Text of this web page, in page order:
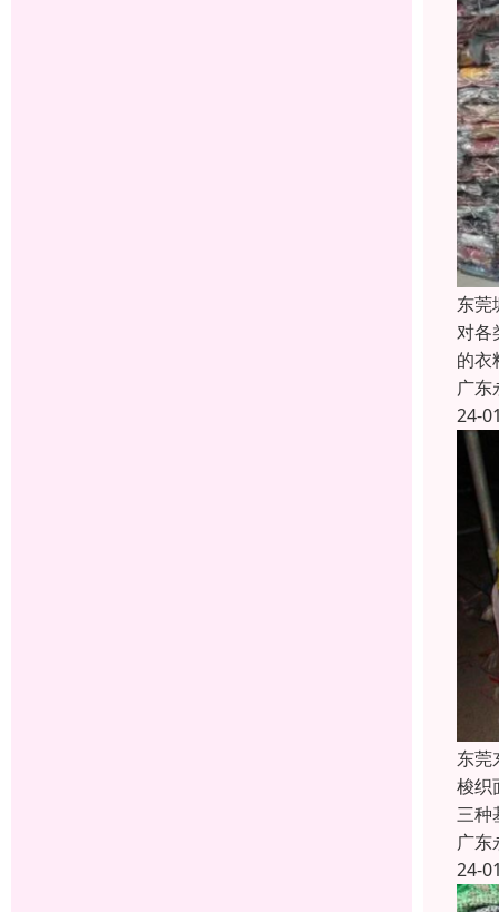
东莞
对各
的衣
广东
24-
东莞
梭织
三种
广东
24-